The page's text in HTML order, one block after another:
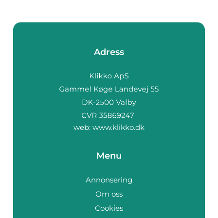
Adress
web: www.klikko.dk
Menu
Annonsering
Om oss
Cookies